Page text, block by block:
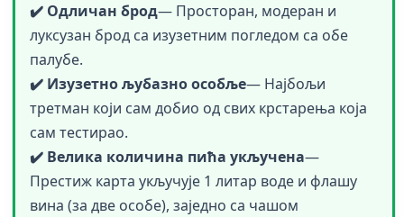
✔️ Одличан брод— Просторан, модеран и
луксузан брод са изузетним погледом са обе
палубе.
✔️ Изузетно љубазно особље— Најбољи
третман који сам добио од свих крстарења која
сам тестирао.
✔️ Велика количина пића укључена—
Престиж карта укључује 1 литар воде и флашу
вина (за две особе), заједно са чашом